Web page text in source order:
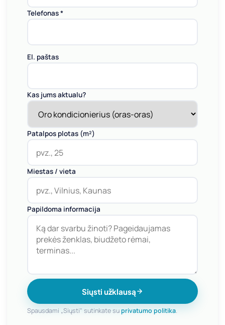
Telefonas *
El. paštas
Kas jums aktualu?
Patalpos plotas (m²)
Miestas / vieta
Papildoma informacija
Siųsti užklausą
Spausdami „Siųsti" sutinkate suprivatumo politika.